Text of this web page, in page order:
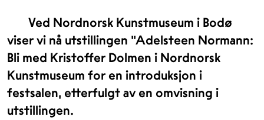
Ved Nordnorsk Kunstmuseum i Bodø
viser vi nå utstillingen "Adelsteen Normann:
Bli med Kristoffer Dolmen i Nordnorsk
Kunstmuseum for en introduksjon i
festsalen, etterfulgt av en omvisning i
utstillingen.